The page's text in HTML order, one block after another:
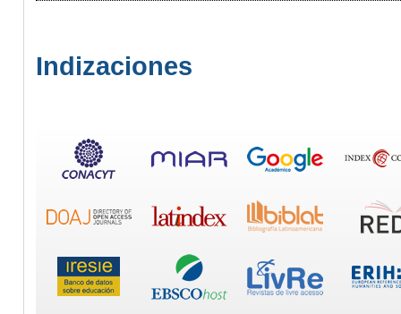
Indizaciones